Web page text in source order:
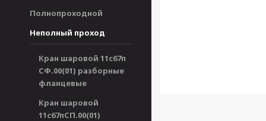
Полнопроходной
Неполный проход
Кран шаровой 11с67п
СФ.00(01) разборные
фланцевые
Кран шаровой
11с67пСП.00(01)